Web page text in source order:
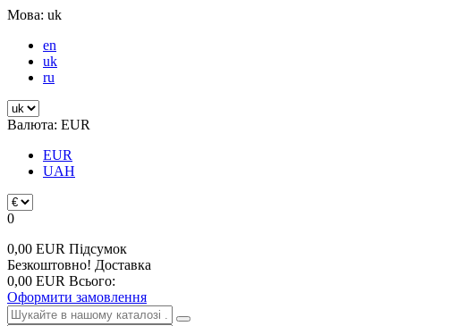
Мова: uk
en
uk
ru
Валюта: EUR
EUR
UAH
0
0,00 EUR Підсумок
Безкоштовно! Доставка
0,00 EUR Всього:
Оформити замовлення